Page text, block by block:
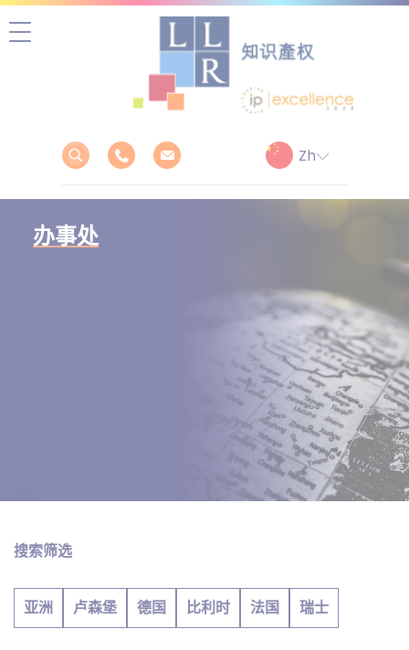
办事处
搜索筛选
亚洲 卢森堡 德国 比利时 法国 瑞士